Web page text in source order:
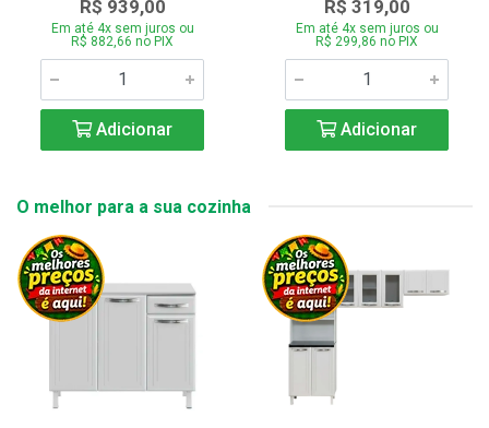
R$ 939,00
Em até 4x sem juros ou
R$ 882,66 no PIX
Adicionar
R$ 319,00
Em até 4x sem juros ou
R$ 299,86 no PIX
Adicionar
O melhor para a sua cozinha